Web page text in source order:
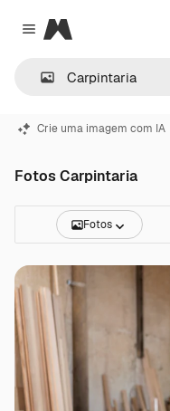
Close menu
Magnific
Crie uma imagem com IA
Fotos Carpintaria
Fotos